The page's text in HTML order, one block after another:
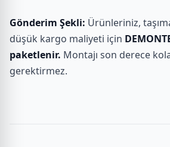
Gönderim Şekli: Ürünleriniz,
düşük kargo maliyeti için
paketlenir. Montajı son derece
gerektirmez.